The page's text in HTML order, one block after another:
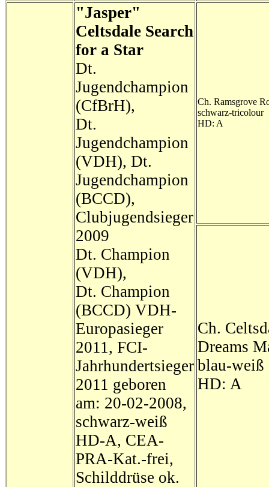
"Jasper"
Celtsdale Search
for a Star
Dt.
Jugendchampion
(CfBrH),
Dt.
Jugendchampion
(VDH), Dt.
Jugendchampion
(BCCD),
Clubjugendsieger
2009
Dt. Champion
(VDH),
Dt. Champion
(BCCD) VDH-
Europasieger
2011, FCI-
Jahrhundertsieger
2011 geboren
am: 20-02-2008,
schwarz-weiß
HD-A, CEA-
PRA-Kat.-frei,
Schilddrüse ok.
Ch. Ramsgrove
schwarz-tricolour
HD: A
Ch.
Dreams
blau-weiß
HD: A